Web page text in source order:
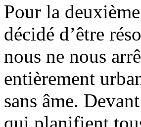
Pour la
décidé d’être
nous ne nous
entièrement
sans âme.
qui planifient